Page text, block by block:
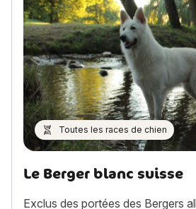
Toutes les races de chien
Le Berger blanc suisse
Exclus des portées des Bergers